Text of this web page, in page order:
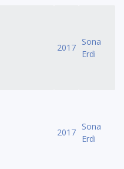
2017
Sona
Erdi
2017
Sona
Erdi